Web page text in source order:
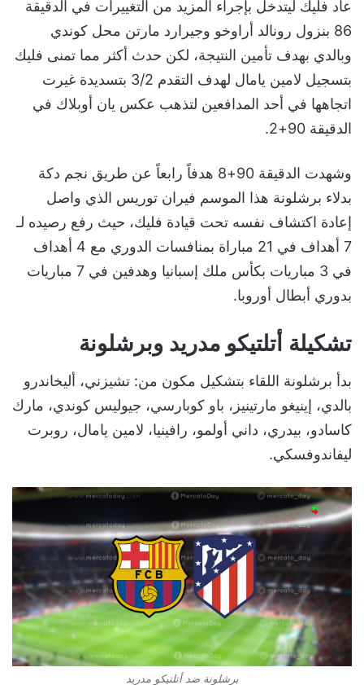
عاد فليك ليتدخل بإجراء المزيد من التغييرات في الدقيقة
86 بنزول رونالد أراوخو وجيرارد مارتن محل كوندي
وبالدي بهدف تأمين النتيجة، لكن حدث أكثر مما تمنى فليك
بتسجيل لامين يامال لهدف التقدم 3/2 بتسديدة غيرت
اتجاهها في أحد المدافعين لتذهب عكس يان أوبلاك في
الدقيقة 90+2.
وشهدت الدقيقة 90+8 هدفاً رابعاً عن طريق نجم دكة
بدلاء برشلونة هذا الموسم فيران توريس الذي واصل
إعادة اكتشاف نفسه تحت قيادة فليك، حيث رفع رصيده لـ
7 أهداف في 21 مباراة بمنافسات الدوري مع 4 أهداف
في 3 مباريات بكأس ملك إسبانيا وهدفين في 7 مباريات
بدوري أبطال أوروبا.
تشكيلة أتلتيكو مدريد وبرشلونة
بدأ برشلونة اللقاء بتشكيل مكون من: تشيزني، أليخاندرو
بالدي، إينيغو مارتينيز، باو كوبارسي، جيوليس كوندي، مارك
كاسادو، بيدري، داني أولمو، رافينيا، لامين يامال، روبرت
ليفاندوفسكي.
برشلونة ضد أتلتيكو مدريد